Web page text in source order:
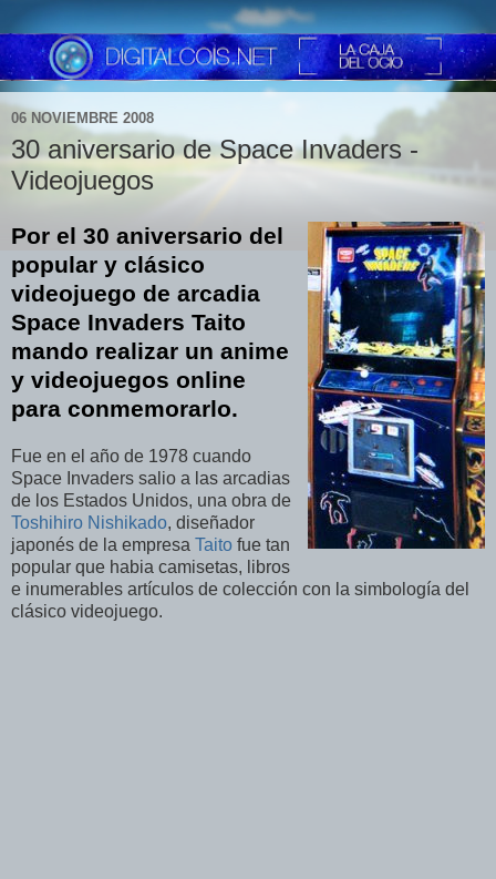
06 NOVIEMBRE 2008
30 aniversario de Space Invaders -
Videojuegos
Por el 30 aniversario del
popular y clásico
videojuego de arcadia
Space Invaders Taito
mando realizar un anime
y videojuegos online
para conmemorarlo.
Fue en el año de 1978 cuando
Space Invaders salio a las arcadias
de los Estados Unidos, una obra de
Toshihiro Nishikado, diseñador
japonés de la empresa Taito fue tan
popular que habia camisetas, libros
e inumerables artículos de colección con la simbología del
clásico videojuego.